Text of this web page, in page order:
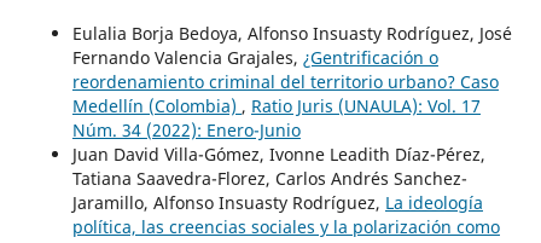
Eulalia Borja Bedoya, Alfonso Insuasty Rodríguez, José
Fernando Valencia Grajales, ¿Gentrificación o
reordenamiento criminal del territorio urbano? Caso
Medellín (Colombia) , Ratio Juris (UNAULA): Vol. 17
Núm. 34 (2022): Enero-Junio
Juan David Villa-Gómez, Ivonne Leadith Díaz-Pérez,
Tatiana Saavedra-Florez, Carlos Andrés Sanchez-
Jaramillo, Alfonso Insuasty Rodríguez, La ideología
política, las creencias sociales y la polarización como